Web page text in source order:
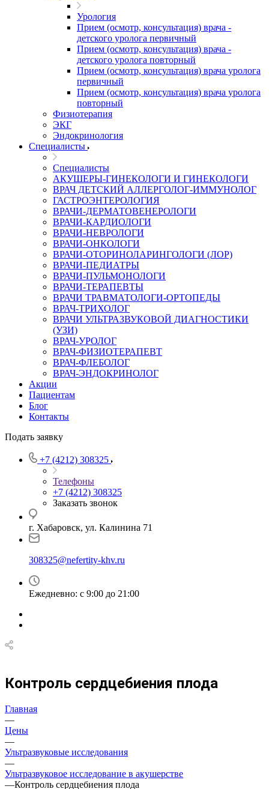
Урология
Прием (осмотр, консультация) врача -
детского уролога первичный
Прием (осмотр, консультация) врача -
детского уролога повторный
Прием (осмотр, консультация) врача уролога
первичный
Прием (осмотр, консультация) врача уролога
повторный
Физиотерапия
ЭКГ
Эндокринология
Специалисты
Специалисты
АКУШЕРЫ-ГИНЕКОЛОГИ И ГИНЕКОЛОГИ
ВРАЧ ДЕТСКИЙ АЛЛЕРГОЛОГ-ИММУНОЛОГ
ГАСТРОЭНТЕРОЛОГИЯ
ВРАЧИ-ДЕРМАТОВЕНЕРОЛОГИ
ВРАЧИ-КАРДИОЛОГИ
ВРАЧИ-НЕВРОЛОГИ
ВРАЧИ-ОНКОЛОГИ
ВРАЧИ-ОТОРИНОЛАРИНГОЛОГИ (ЛОР)
ВРАЧИ-ПЕДИАТРЫ
ВРАЧИ-ПУЛЬМОНОЛОГИ
ВРАЧИ-ТЕРАПЕВТЫ
ВРАЧИ ТРАВМАТОЛОГИ-ОРТОПЕДЫ
ВРАЧ-ТРИХОЛОГ
ВРАЧИ УЛЬТРАЗВУКОВОЙ ДИАГНОСТИКИ
(УЗИ)
ВРАЧ-УРОЛОГ
ВРАЧ-ФИЗИОТЕРАПЕВТ
ВРАЧ-ФЛЕБОЛОГ
ВРАЧ-ЭНДОКРИНОЛОГ
Акции
Пациентам
Блог
Контакты
Подать заявку
+7 (4212) 308325
Телефоны
+7 (4212) 308325
Заказать звонок
г. Хабаровск, ул. Калинина 71
308325@nefertity-khv.ru
Ежедневно: с 9:00 до 21:00
Контроль сердцебиения плода
Главная
—
Цены
—
Ультразвуковые исследования
—
Ультразвуковое исследование в акушерстве
—Контроль сердцебиения плода